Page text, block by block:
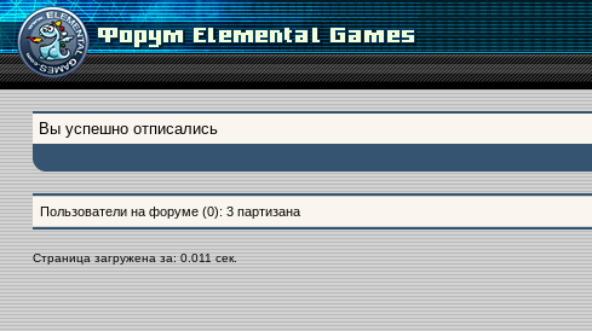
Вы успешно отписались
Пользователи на форуме (0): 3 партизана
Страница загружена за: 0.011 сек.